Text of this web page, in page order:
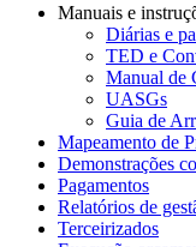
Manuais e
Diárias e
TED e
Manual de
UASGs
Guia de
Mapeamento de
Demonstrações
Pagamentos
Relatórios de
Terceirizados